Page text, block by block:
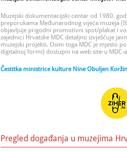
Muzejski dokumentacijski centar od 1980.
preporukama Međunarodnog vijeća muzeja
objavljuje prigodni promotivni spot/plakat i
zajednici Hrvatske MDC detaljno izvješćuje
muzejski projekti. Osim toga MDC je mjesto
digitalnoj formi) dostupni na web site-u MDC-
Čestitka ministrice kulture Nine Obuljen
Pregled događanja u muzejima